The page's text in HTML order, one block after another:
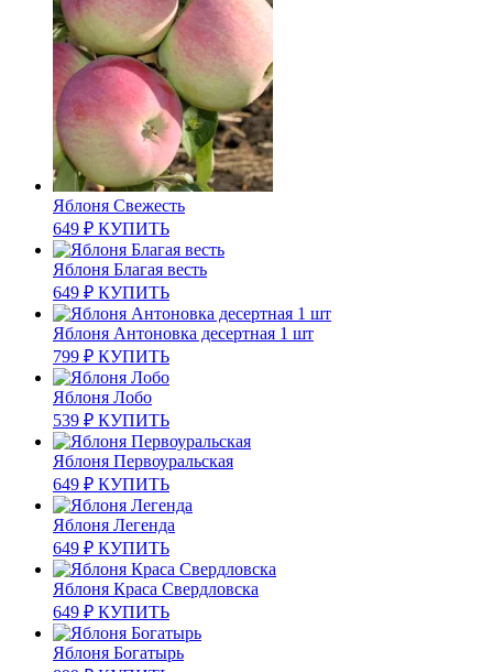
Яблоня Свежесть
649 ₽ КУПИТЬ
Яблоня Благая весть
649 ₽ КУПИТЬ
Яблоня Антоновка десертная 1 шт
799 ₽ КУПИТЬ
Яблоня Лобо
539 ₽ КУПИТЬ
Яблоня Первоуральская
649 ₽ КУПИТЬ
Яблоня Легенда
649 ₽ КУПИТЬ
Яблоня Краса Свердловска
649 ₽ КУПИТЬ
Яблоня Богатырь